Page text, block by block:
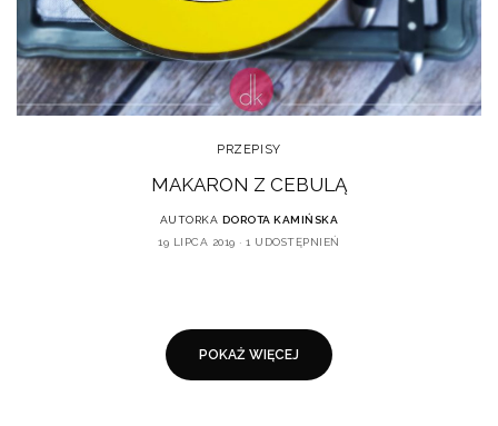
PRZEPISY
MAKARON Z CEBULĄ
AUTORKA DOROTA KAMIŃSKA
19 LIPCA 2019
1 UDOSTĘPNIEŃ
POKAŻ WIĘCEJ